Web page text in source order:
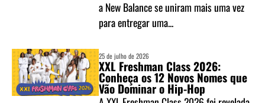
a New Balance se uniram mais uma vez
para entregar uma...
25 de julho de 2026
XXL Freshman Class 2026:
Conheça os 12 Novos Nomes que
Vão Dominar o Hip-Hop